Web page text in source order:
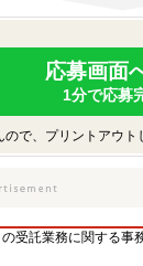
応募画面
1分で応募
で、プリントアウト
受託業務に関する事